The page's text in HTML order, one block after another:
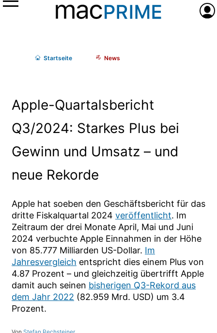
Menü
Startseite News
Apple-Quartalsbericht
Q3/2024: Starkes Plus bei
Gewinn und Umsatz – und
neue Rekorde
Apple hat soeben den Geschäftsbericht für das
dritte Fiskalquartal 2024 veröffentlicht. Im
Zeitraum der drei Monate April, Mai und Juni
2024 verbuchte Apple Einnahmen in der Höhe
von 85.777 Milliarden US-Dollar. Im
Jahresvergleich entspricht dies einem Plus von
4.87 Prozent – und gleichzeitig übertrifft Apple
damit auch seinen bisherigen Q3-Rekord aus
dem Jahr 2022 (82.959 Mrd. USD) um 3.4
Prozent.